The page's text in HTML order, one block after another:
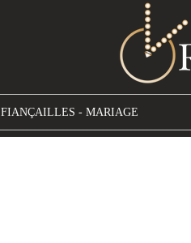
FIANÇAILLES - MARIAGE